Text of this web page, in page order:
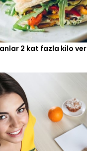
2 kat fazla kilo